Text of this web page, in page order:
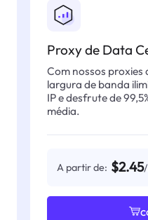
Proxy de Data
Com nossos
largura de banda
IP e desfrute de
média.
A partir de: $2.45